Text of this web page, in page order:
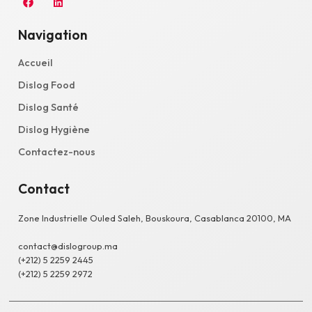
Navigation
Accueil
Dislog Food
Dislog Santé
Dislog Hygiène
Contactez-nous
Contact
Zone Industrielle Ouled Saleh, Bouskoura, Casablanca 20100, MA
contact@dislogroup.ma
(+212) 5 2259 2445
(+212) 5 2259 2972